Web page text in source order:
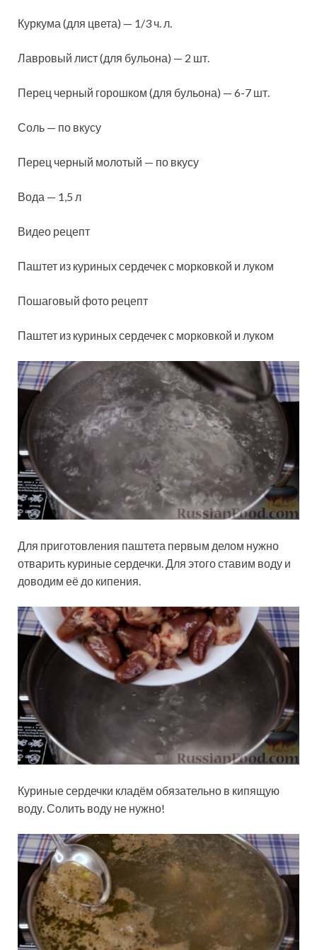
Куркума (для цвета) — 1/3 ч. л.
Лавровый лист (для бульона) — 2 шт.
Перец черный горошком (для бульона) — 6-7 шт.
Соль — по вкусу
Перец черный молотый — по вкусу
Вода — 1,5 л
Видео рецепт
Паштет из куриных сердечек с морковкой и луком
Пошаговый фото рецепт
Паштет из куриных сердечек с морковкой и луком
Для приготовления паштета первым делом нужно
отварить куриные сердечки. Для этого ставим воду и
доводим её до кипения.
Куриные сердечки кладём обязательно в кипящую
воду. Солить воду не нужно!